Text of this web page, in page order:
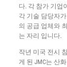
다. 각 참가 기업
각 기술 담당자
의 공급 업체와
는 자리 입니다.
작년 미국 전시
게 된 JMC는 산